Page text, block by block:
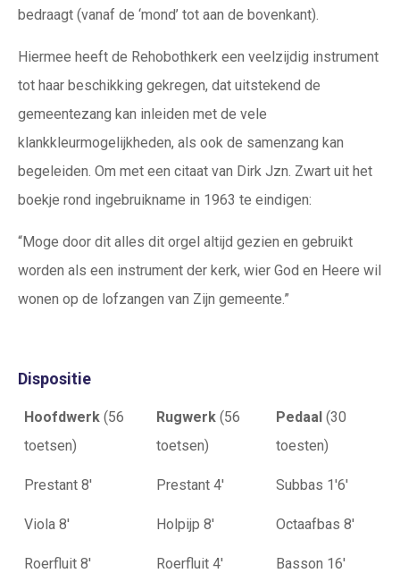
bedraagt (vanaf de ‘mond’ tot aan de bovenkant).
Hiermee heeft de Rehobothkerk een veelzijdig instrument
tot haar beschikking gekregen, dat uitstekend de
gemeentezang kan inleiden met de vele
klankkleurmogelijkheden, als ook de samenzang kan
begeleiden. Om met een citaat van Dirk Jzn. Zwart uit het
boekje rond ingebruikname in 1963 te eindigen:
“Moge door dit alles dit orgel altijd gezien en gebruikt
worden als een instrument der kerk, wier God en Heere wil
wonen op de lofzangen van Zijn gemeente.”
Dispositie
Hoofdwerk (56
toetsen)
Rugwerk (56
toetsen)
Pedaal (30
toesten)
Prestant 8' Prestant 4' Subbas 1'6'
Viola 8' Holpijp 8' Octaafbas 8'
Roerfluit 8' Roerfluit 4' Basson 16'